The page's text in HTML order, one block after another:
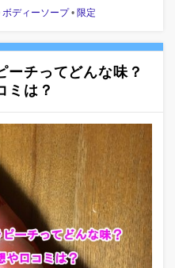
ボディーソープ• 限定
ーチってどんな味？
ミは？